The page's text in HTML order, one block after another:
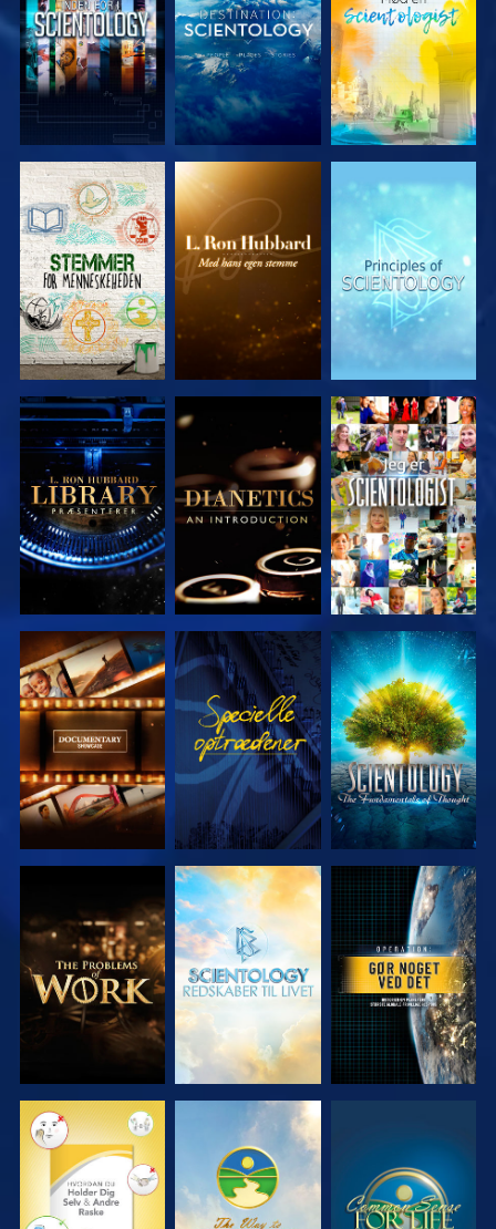
UDFORSK
SERIEN
UDFORSK
SERIEN
UDFORSK
SERIEN
UDFORSK
SERIEN
UDFORSK
SERIEN
SE
UDFORSK
SERIEN
SE
UDFORSK
SERIEN
UDFORSK
SERIEN
UDFORSK
SERIEN
SE
SE SE SE